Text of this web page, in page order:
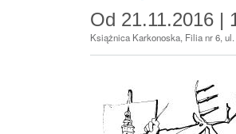
Od 21.11.2016 |
Książnica Karkonoska, Filia nr 6,